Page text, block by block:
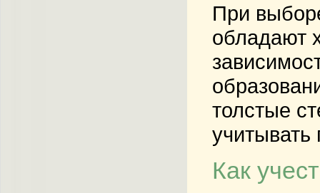
При
обладают
толстые
учитывать
Как